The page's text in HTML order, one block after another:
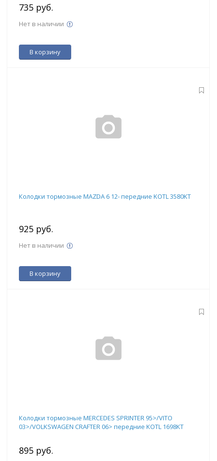
735 руб.
Нет в наличии
В корзину
Колодки тормозные MAZDA 6 12- передние KOTL 3580KT
925 руб.
Нет в наличии
В корзину
Колодки тормозные MERCEDES SPRINTER 95>/VITO
03>/VOLKSWAGEN CRAFTER 06> передние KOTL 1698KT
895 руб.